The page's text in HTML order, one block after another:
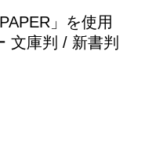
」を使用
文庫判 / 新書判